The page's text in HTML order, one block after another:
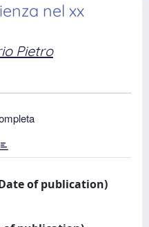
nel xx
Pietro
of publication)